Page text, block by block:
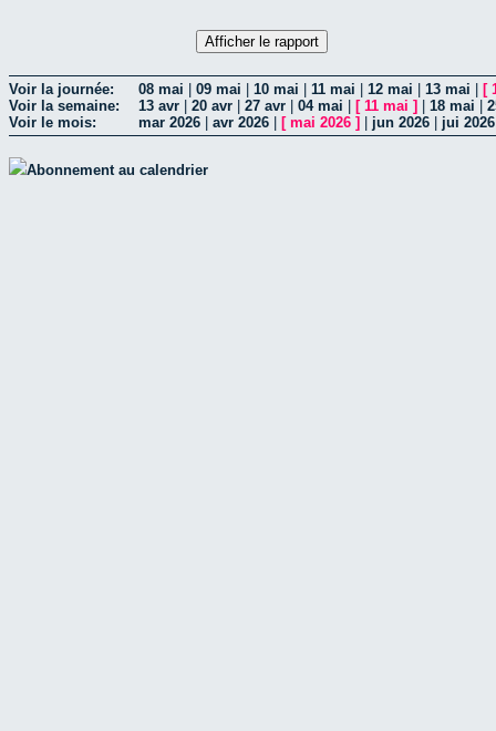
Voir la journée: 08 mai 09 mai 10 mai 11 mai 12 mai 13 mai [
Voir la semaine:
13 avr 20 avr 27 avr 04 mai [ 11 mai ] 18 mai
Voir le mois:
mar 2026 avr 2026 [ mai 2026 ] jun 2026 jui 2026
Abonnement au calendrier